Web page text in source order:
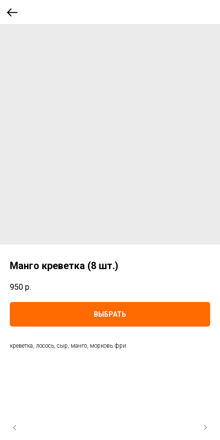
Манго креветка (8 шт.)
950 р.
ВЫБРАТЬ
креветка, лосось, сыр, манго, морковь фри.